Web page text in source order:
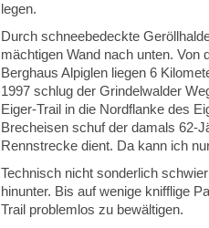
legen.
Durch schneebedeckte
mächtigen Wand nach unten.
Berghaus Alpiglen liegen 6
1997 schlug der Grindelwalder
Eiger-Trail in die Nordflanke des
Brecheisen schuf der damals 62-
Rennstrecke dient. Da kann ich
Technisch nicht sonderlich
hinunter. Bis auf wenige knifflige
Trail problemlos zu bewältigen.